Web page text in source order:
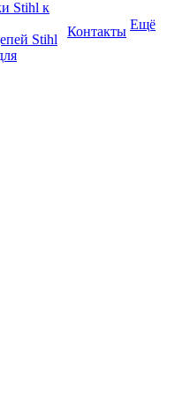
Stihl к
Stihl
Контакты Ещё